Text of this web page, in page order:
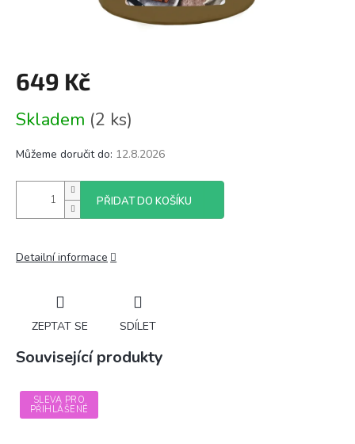
649 Kč
cena:
Skladem (2 ks)
Můžeme doručit do: 12.8.2026
PŘIDAT DO KOŠÍKU
Detailní informace
ZEPTAT SE SDÍLET
Související produkty
SLEVA PRO
PŘIHLÁŠENÉ